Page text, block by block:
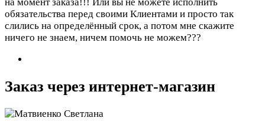
обязательства перед своими Клиентами и просто так
слились на определённый срок, а потом мне скажите
ничего не знаем, ничем помочь не можем???
Заказ через интернет-магазин